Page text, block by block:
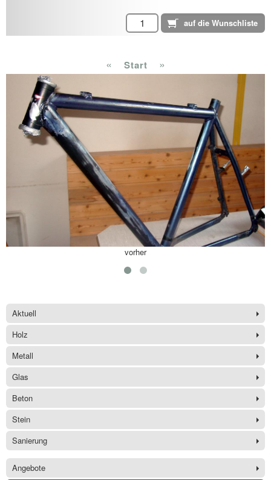
« Start »
vorher
Aktuell
Holz
Metall
Glas
Beton
Stein
Sanierung
Angebote